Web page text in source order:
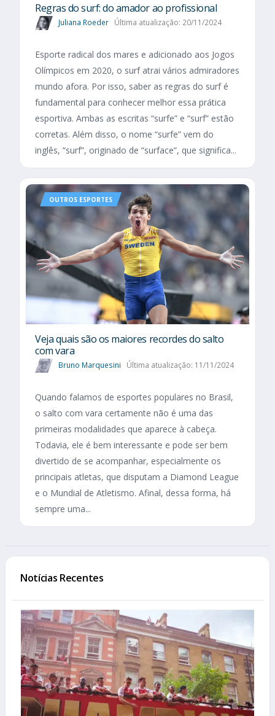
Regras do surf: do amador ao profissional
Juliana Roeder Última atualização: 20/11/2024
Esporte radical dos mares e adicionado aos Jogos
Olímpicos em 2020, o surf atrai vários admiradores
mundo afora. Por isso, saber as regras do surf é
fundamental para conhecer melhor essa prática
esportiva. Ambas as escritas “surfe” e “surf” estão
corretas. Além disso, o nome “surfe” vem do
inglês, “surf”, originado de “surface”, que significa...
OUTROS ESPORTES
Veja quais são os maiores recordes do salto
com vara
Bruno Marquesini Última atualização: 11/11/2024
Quando falamos de esportes populares no Brasil,
o salto com vara certamente não é uma das
primeiras modalidades que aparece à cabeça.
Todavia, ele é bem interessante e pode ser bem
divertido de se acompanhar, especialmente os
principais atletas, que disputam a Diamond League
e o Mundial de Atletismo. Afinal, dessa forma, há
sempre uma...
Notícias Recentes